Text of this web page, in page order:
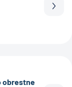
obrestne